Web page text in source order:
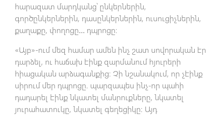
հարազատ մարդկանց՝ ընկերներին,
գործընկերներին, դասընկերներին, ուսուցիչներին,
քաղաքը, փողոցը․․․ դպրոցը։
«Այբ»-ում մեզ համար ամեն ինչ շատ սովորական էր
դարձել, ու հաճախ էինք զարմանում հյուրերի
հիացական արձագանքից։ Չի նշանակում, որ չէինք
սիրում մեր դպրոցը. պարզապես ինչ-որ պահի
դադարել էինք նկատել մանրուքները, նկատել
յուրահատուկը, նկատել գեղեցիկը։ Այդ